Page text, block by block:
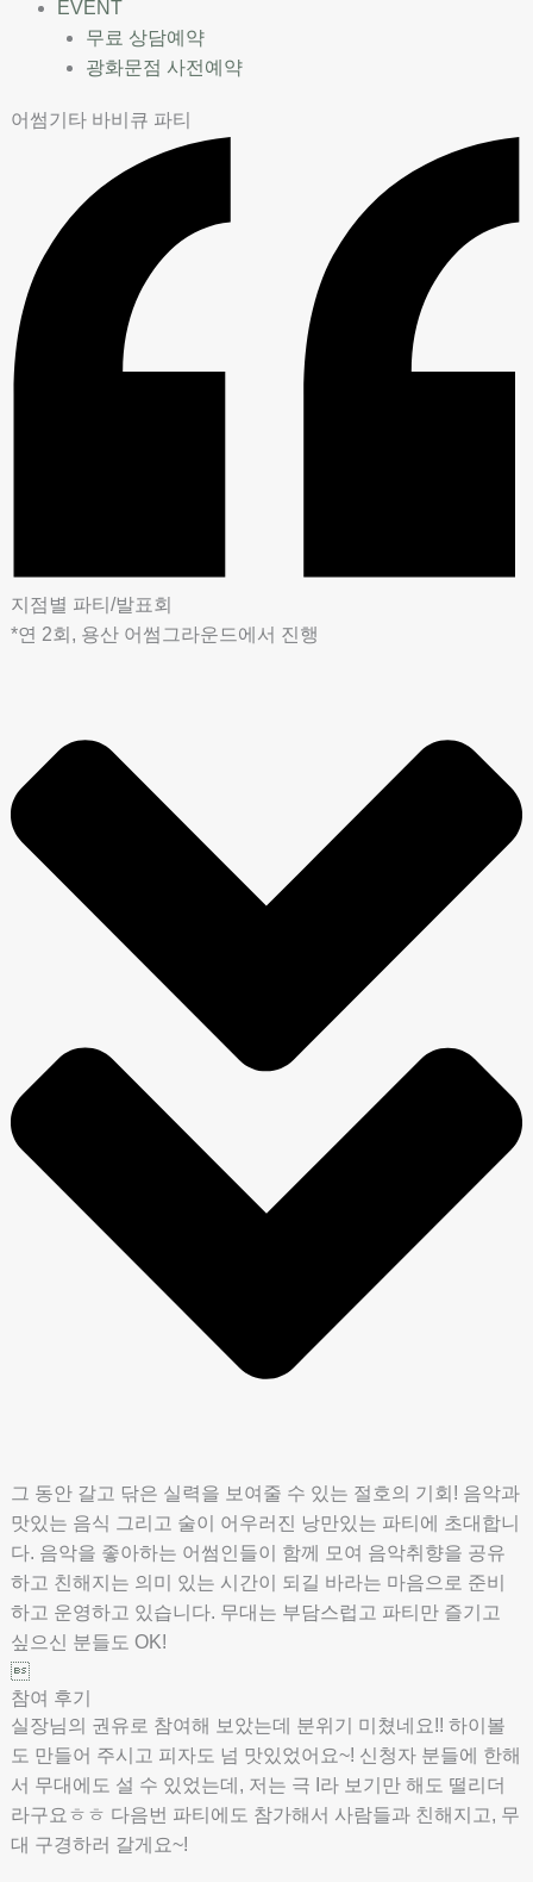
EVENT
무료 상담예약
광화문점 사전예약
어썸기타 바비큐 파티
지점별 파티/발표회
*연 2회, 용산 어썸그라운드에서 진행
그 동안 갈고 닦은 실력을 보여줄 수 있는 절호의 기회! 음악과
맛있는 음식 그리고 술이 어우러진 낭만있는 파티에 초대합니
다. 음악을 좋아하는 어썸인들이 함께 모여 음악취향을 공유
하고 친해지는 의미 있는 시간이 되길 바라는 마음으로 준비
하고 운영하고 있습니다. 무대는 부담스럽고 파티만 즐기고
싶으신 분들도 OK!

참여 후기
실장님의 권유로 참여해 보았는데 분위기 미쳤네요!! 하이볼
도 만들어 주시고 피자도 넘 맛있었어요~! 신청자 분들에 한해
서 무대에도 설 수 있었는데, 저는 극 I라 보기만 해도 떨리더
라구요ㅎㅎ 다음번 파티에도 참가해서 사람들과 친해지고, 무
대 구경하러 갈게요~!